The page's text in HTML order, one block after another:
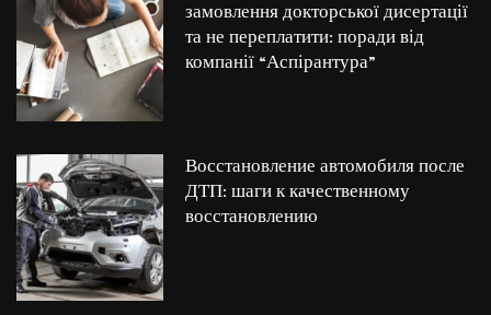
замовлення докторської дисертації
та не переплатити: поради від
компанії “Аспірантура”
Восстановление автомобиля после
ДТП: шаги к качественному
восстановлению